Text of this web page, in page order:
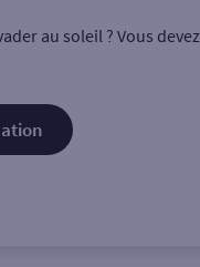
au soleil ? Vous